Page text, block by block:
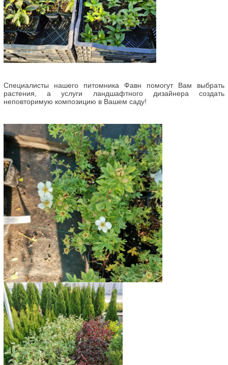
Специалисты нашего питомника Фавн помогут Вам выбрать
растения, а услуги ландшафтного дизайнера создать
неповторимую композицию в Вашем саду!